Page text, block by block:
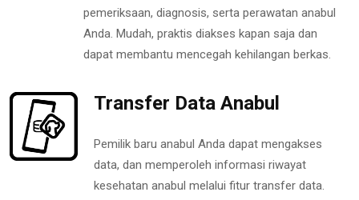
pemeriksaan, diagnosis, serta perawatan anabul
Anda. Mudah, praktis diakses kapan saja dan
dapat membantu mencegah kehilangan berkas.
Transfer Data Anabul
Pemilik baru anabul Anda dapat mengakses
data, dan memperoleh informasi riwayat
kesehatan anabul melalui fitur transfer data.